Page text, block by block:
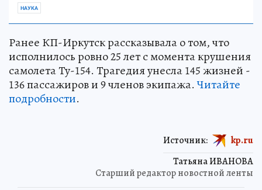
НАУКА
Ранее КП-Иркутск рассказывала о том, что
исполнилось ровно 25 лет с момента крушения
самолета Ту-154. Трагедия унесла 145 жизней -
136 пассажиров и 9 членов экипажа.Читайте
подробности.
Татьяна ИВАНОВА
Старший редактор новостной ленты
Источник: kp.ru